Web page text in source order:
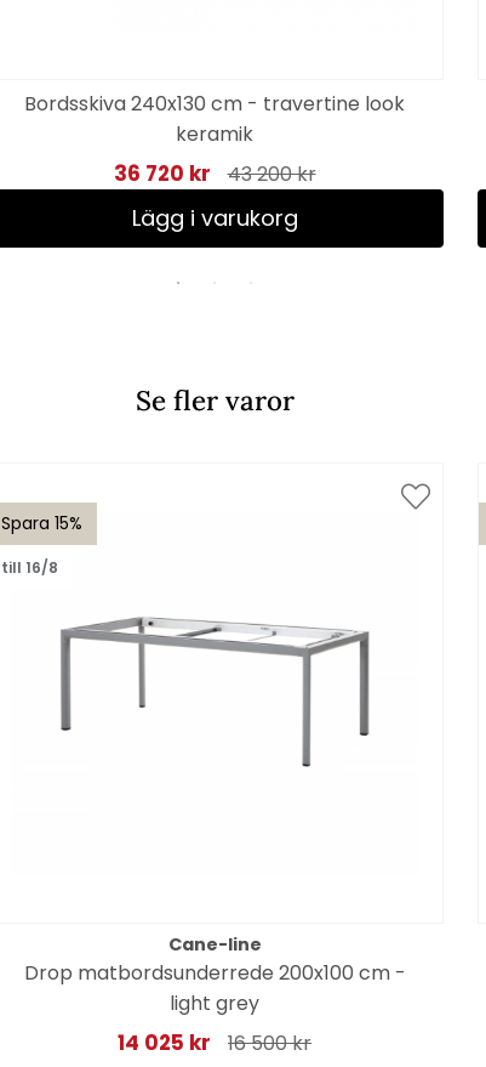
Bordsskiva 240x130 cm - travertine look
keramik
36 720 kr 43 200 kr
Lägg i varukorg
Se fler varor
Spara 15%
till 16/8
Cane-line
Drop matbordsunderrede 200x100 cm -
light grey
14 025 kr 16 500 kr